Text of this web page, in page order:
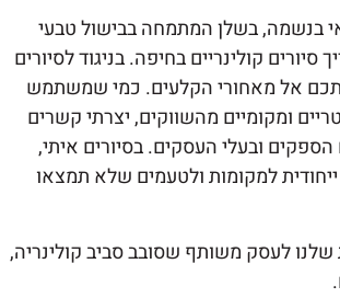
בנשמה, בשלן המתמחה בבישול טבעי
קולינריים בחיפה. בניגוד לסיורים
אל מאחורי הקלעים. כמי שמשתמש
ומקומיים מהשווקים, יצרתי קשרים
ובעלי העסקים. בסיורים איתי,
למקומות ולטעמים שלא תמצאו
לעסק משותף שסובב סביב קולינריה,